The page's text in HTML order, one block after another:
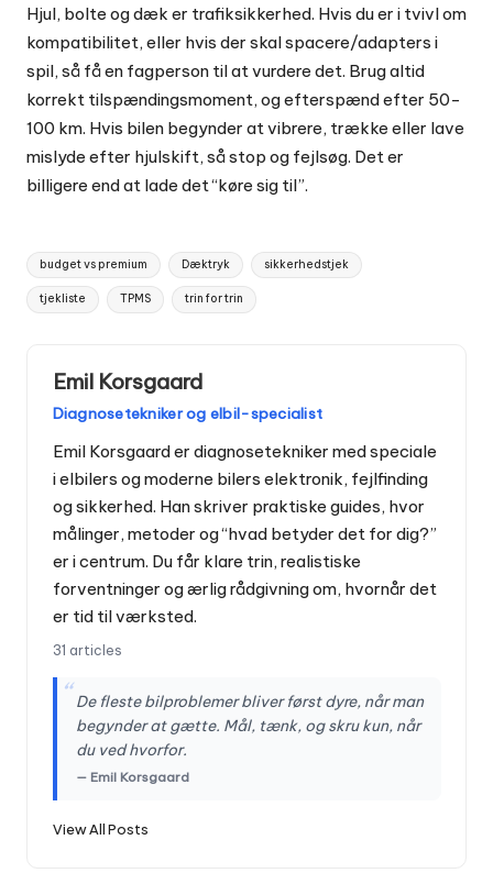
Hjul, bolte og dæk er trafiksikkerhed. Hvis du er i tvivl om
kompatibilitet, eller hvis der skal spacere/adapters i
spil, så få en fagperson til at vurdere det. Brug altid
korrekt tilspændingsmoment, og efterspænd efter 50-
100 km. Hvis bilen begynder at vibrere, trække eller lave
mislyde efter hjulskift, så stop og fejlsøg. Det er
billigere end at lade det “køre sig til”.
Tags:
budget vs premium Dæktryk sikkerhedstjek
tjekliste TPMS trin for trin
Emil Korsgaard
Diagnosetekniker og elbil-specialist
Emil Korsgaard er diagnosetekniker med speciale
i elbilers og moderne bilers elektronik, fejlfinding
og sikkerhed. Han skriver praktiske guides, hvor
målinger, metoder og “hvad betyder det for dig?”
er i centrum. Du får klare trin, realistiske
forventninger og ærlig rådgivning om, hvornår det
er tid til værksted.
31 articles
“ De fleste bilproblemer bliver først dyre, når man
begynder at gætte. Mål, tænk, og skru kun, når
du ved hvorfor.
— Emil Korsgaard
View All Posts